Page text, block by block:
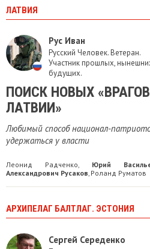
ЛАТВИЯ
Рус Иван
Русский Человек. Ветеран.
Участник прошлых,
будущих.
ПОИСК НОВЫХ «ВРАГОВ
ЛАТВИИ»
Любимый способ национал-
удержаться у власти
Леонид Радченко, Юрий
Александрович Русаков, Роланд Руматов
АРХИПЕЛАГ БАЛТЛАГ. ЭСТОНИЯ
Сергей Середенко